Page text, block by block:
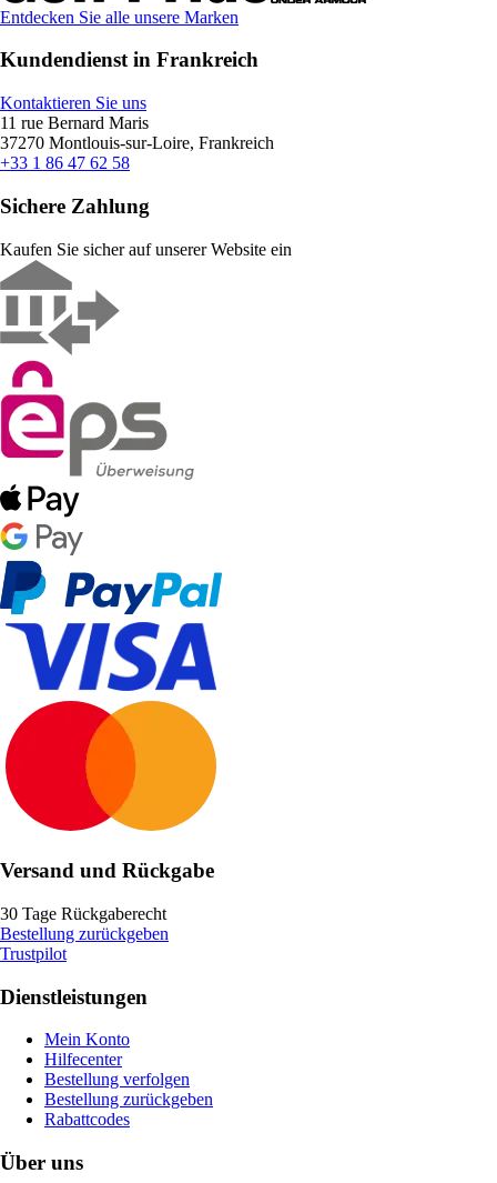
Entdecken Sie alle unsere Marken
Kundendienst in Frankreich
Kontaktieren Sie uns
11 rue Bernard Maris
37270 Montlouis-sur-Loire, Frankreich
+33 1 86 47 62 58
Sichere Zahlung
Kaufen Sie sicher auf unserer Website ein
Versand und Rückgabe
30 Tage Rückgaberecht
Bestellung zurückgeben
Trustpilot
Dienstleistungen
Mein Konto
Hilfecenter
Bestellung verfolgen
Bestellung zurückgeben
Rabattcodes
Über uns